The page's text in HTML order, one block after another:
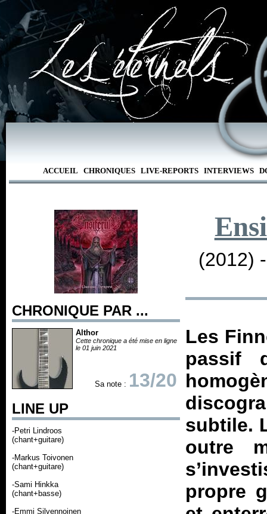
ACCUEIL CHRONIQUES LIVE-REPORTS INTERVIEWS
CHRONIQUE PAR ...
Althor
Cette chronique a été mise en ligne
le 01 juin 2021
Sa note : 13/20
LINE UP
-Petri Lindroos
(chant+guitare)
-Markus Toivonen
(chant+guitare)
-Sami Hinkka
(chant+basse)
-Emmi Silvennoinen
(2012)
Les
passif
subtile.
outre
propre